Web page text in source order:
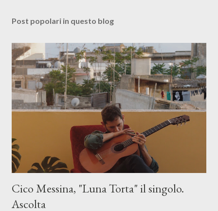
Post popolari in questo blog
Cico Messina, "Luna Torta" il singolo.
Ascolta